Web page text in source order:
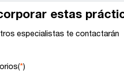
estas
especialistas te contactarán
*)